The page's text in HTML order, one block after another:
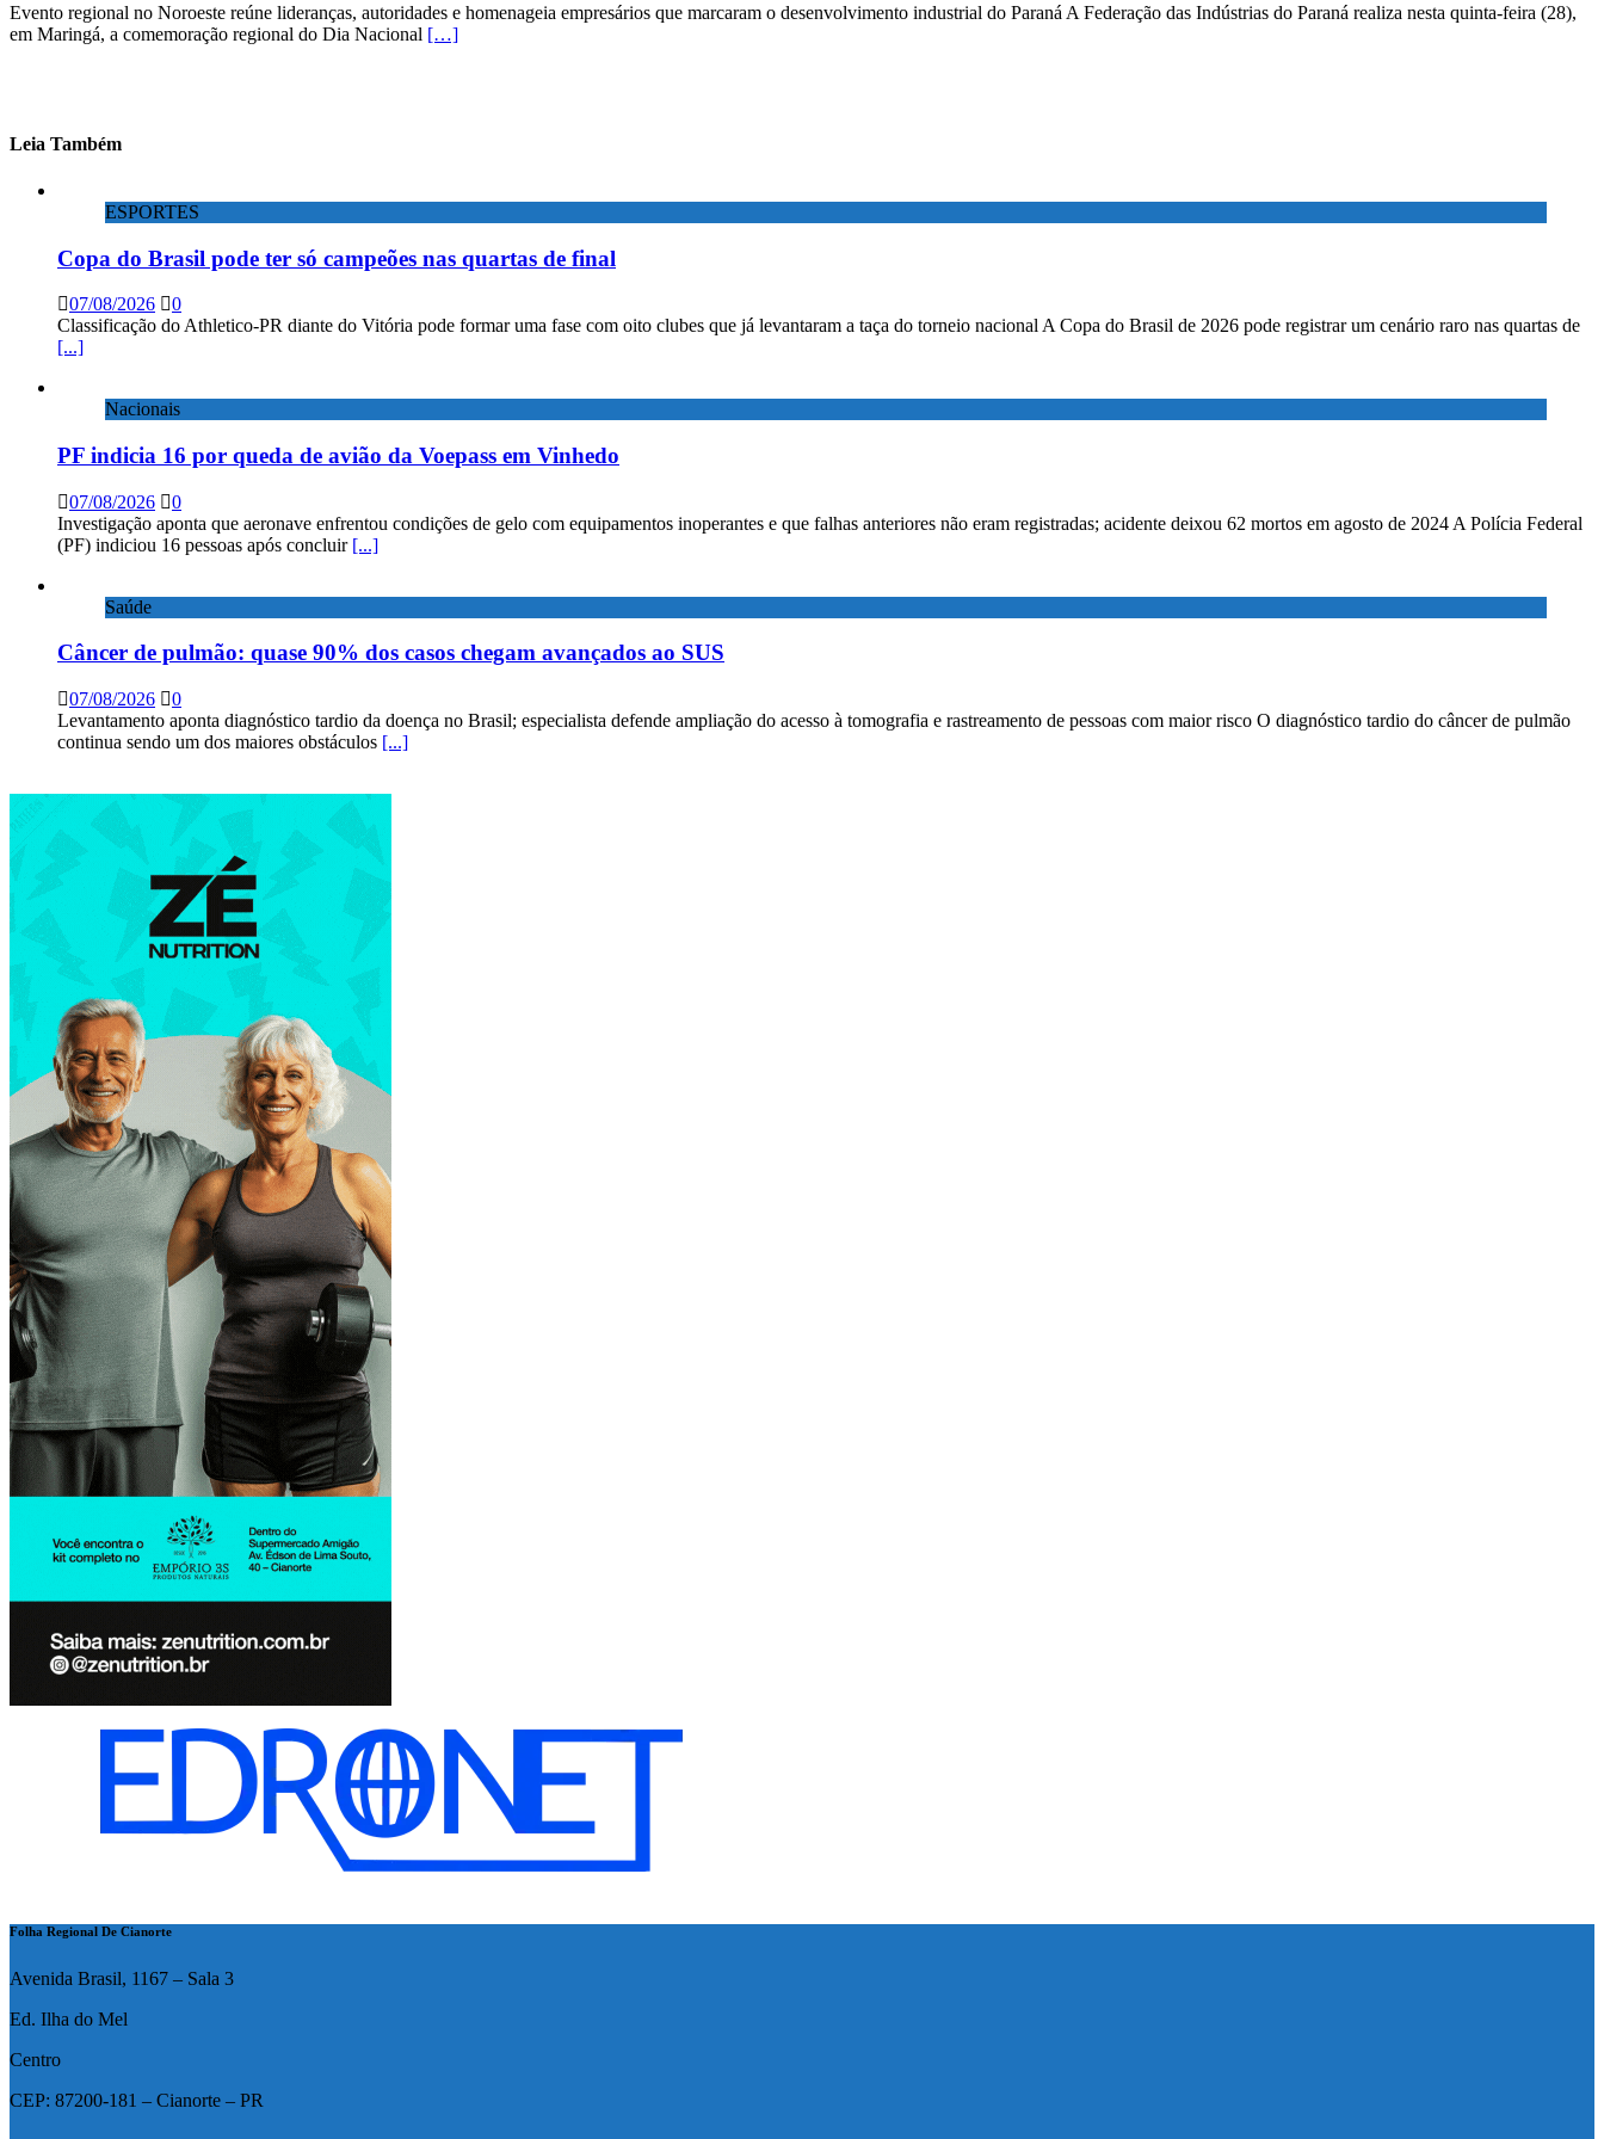
Evento regional no Noroeste reúne lideranças, autoridades e homenageia empresários que marcaram o desenvolvimento industrial do Paraná A Federação das Indústrias do Paraná realiza nesta quinta-feira (28),
em Maringá, a comemoração regional do Dia Nacional […]
Leia Também
ESPORTES
Copa do Brasil pode ter só campeões nas quartas de final
07/08/2026
0
Classificação do Athletico-PR diante do Vitória pode formar uma fase com oito clubes que já levantaram a taça do torneio nacional A Copa do Brasil de 2026 pode registrar um cenário raro nas quartas de
[...]
Nacionais
PF indicia 16 por queda de avião da Voepass em Vinhedo
07/08/2026
0
Investigação aponta que aeronave enfrentou condições de gelo com equipamentos inoperantes e que falhas anteriores não eram registradas; acidente deixou 62 mortos em agosto de 2024 A Polícia Federal
(PF) indiciou 16 pessoas após concluir [...]
Saúde
Câncer de pulmão: quase 90% dos casos chegam avançados ao SUS
07/08/2026
0
Levantamento aponta diagnóstico tardio da doença no Brasil; especialista defende ampliação do acesso à tomografia e rastreamento de pessoas com maior risco O diagnóstico tardio do câncer de pulmão
continua sendo um dos maiores obstáculos [...]
Folha Regional De Cianorte
Avenida Brasil, 1167 – Sala 3
Ed. Ilha do Mel
Centro
CEP: 87200-181 – Cianorte – PR